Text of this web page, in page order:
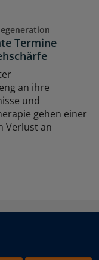
Termine
an ihre
und
gehen einer
Verlust an